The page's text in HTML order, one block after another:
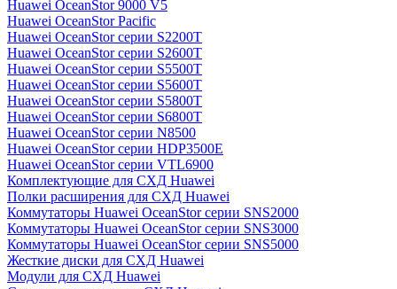
Huawei OceanStor 9000 V5
Huawei OceanStor Pacific
Huawei OceanStor серии S2200T
Huawei OceanStor серии S2600T
Huawei OceanStor серии S5500T
Huawei OceanStor серии S5600T
Huawei OceanStor серии S5800T
Huawei OceanStor серии S6800T
Huawei OceanStor серии N8500
Huawei OceanStor серии HDP3500E
Huawei OceanStor серии VTL6900
Комплектующие для СХД Huawei
Полки расширения для СХД Huawei
Коммутаторы Huawei OceanStor серии SNS2000
Коммутаторы Huawei OceanStor серии SNS3000
Коммутаторы Huawei OceanStor серии SNS5000
Жесткие диски для СХД Huawei
Модули для СХД Huawei